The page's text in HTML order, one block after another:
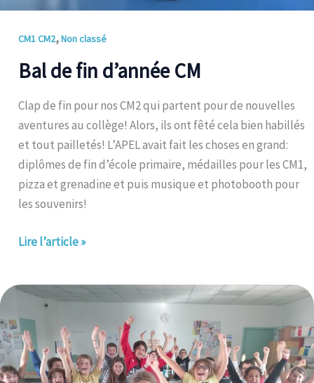
CM1 CM2,Non classé
Bal de fin d’année CM
Clap de fin pour nos CM2 qui partent pour de nouvelles
aventures au collège! Alors, ils ont fêté cela bien habillés
et tout pailletés! L’APEL avait fait les choses en grand:
diplômes de fin d’école primaire, médailles pour les CM1,
pizza et grenadine et puis musique et photobooth pour
les souvenirs!
Lire l’article »
Les
filles
ont
brillé
au